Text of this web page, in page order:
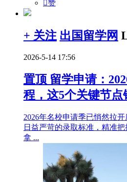
赞
+ 关注 出国留学网
2026-5-14 17:56
置顶 留学申请：
程，这5个关键节
2026年名校申请季已悄然拉
日益严苛的录取标准，精准
拿 ...